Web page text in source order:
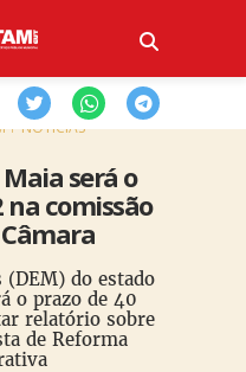
NOTÍCIAS
será o
na comissão
(DEM) do estado
o prazo de 40
relatório sobre
de Reforma